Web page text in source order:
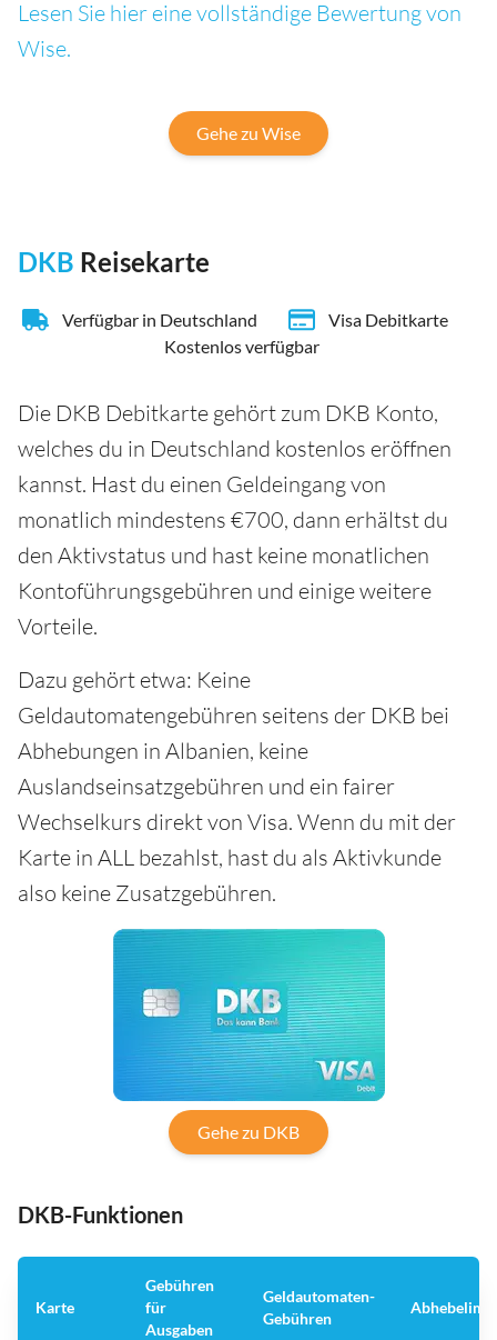
Lesen Sie hier eine vollständige Bewertung von
Wise.
Gehe zu Wise
DKB Reisekarte
Verfügbar in Deutschland
Visa Debitkarte
Kostenlos verfügbar
Die DKB Debitkarte gehört zum DKB Konto,
welches du in Deutschland kostenlos eröffnen
kannst. Hast du einen Geldeingang von
monatlich mindestens €700, dann erhältst du
den Aktivstatus und hast keine monatlichen
Kontoführungsgebühren und einige weitere
Vorteile.
Dazu gehört etwa: Keine
Geldautomatengebühren seitens der DKB bei
Abhebungen in Albanien, keine
Auslandseinsatzgebühren und ein fairer
Wechselkurs direkt von Visa. Wenn du mit der
Karte in ALL bezahlst, hast du als Aktivkunde
also keine Zusatzgebühren.
Gehe zu DKB
DKB-Funktionen
Karte
Gebühren
für
Ausgaben
Geldautomaten-
Gebühren
Abhebelimit